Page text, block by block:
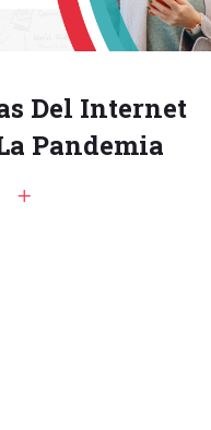
Del Internet
Pandemia